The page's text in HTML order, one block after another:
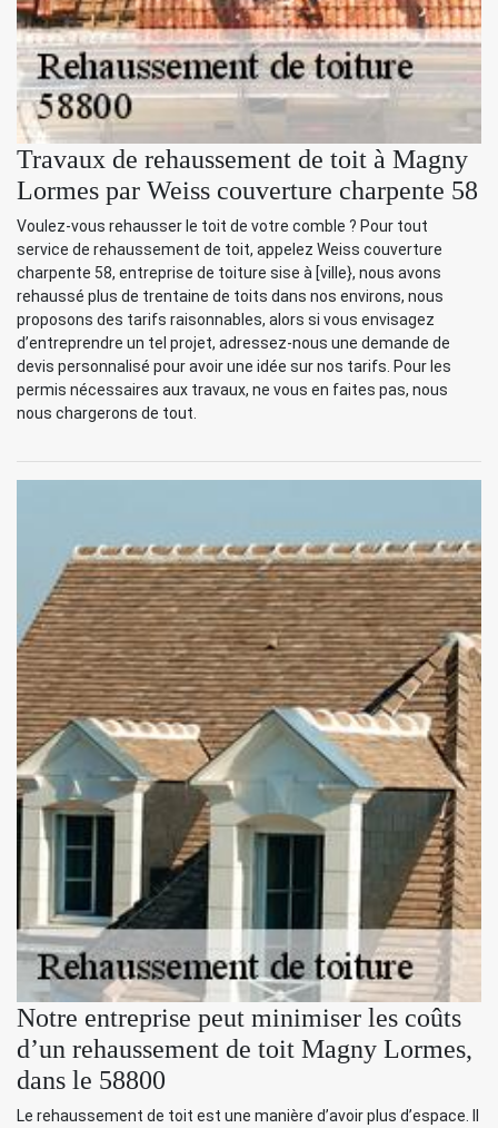
Travaux de rehaussement de toit à Magny
Lormes par Weiss couverture charpente 58
Voulez-vous rehausser le toit de votre comble ? Pour tout
service de rehaussement de toit, appelez Weiss couverture
charpente 58, entreprise de toiture sise à [ville}, nous avons
rehaussé plus de trentaine de toits dans nos environs, nous
proposons des tarifs raisonnables, alors si vous envisagez
d’entreprendre un tel projet, adressez-nous une demande de
devis personnalisé pour avoir une idée sur nos tarifs. Pour les
permis nécessaires aux travaux, ne vous en faites pas, nous
nous chargerons de tout.
Notre entreprise peut minimiser les coûts
d’un rehaussement de toit Magny Lormes,
dans le 58800
Le rehaussement de toit est une manière d’avoir plus d’espace. Il